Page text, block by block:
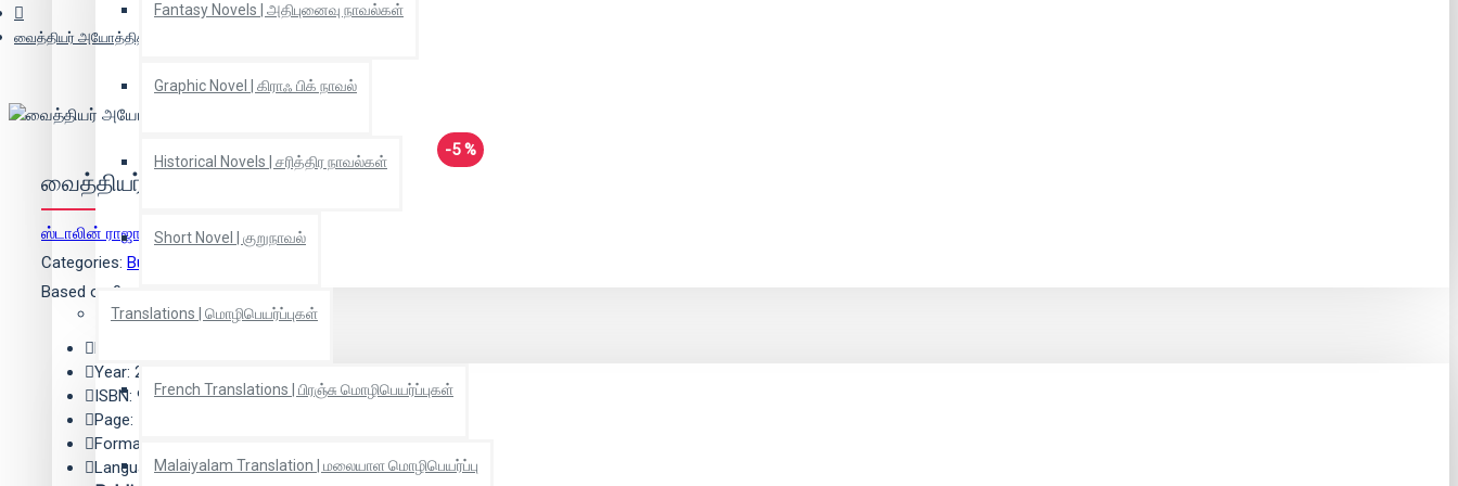
Fantasy Novels | அதிபுனைவு நாவல்கள்
Graphic Novel | கிராஃ பிக் நாவல்
Historical Novels | சரித்திர நாவல்கள்
Short Novel | குறுநாவல்
Translations | மொழிபெயர்ப்புகள்
French Translations | பிரஞ்சு மொழிபெயர்ப்புகள்
Malaiyalam Translation | மலையாள மொழிபெயர்ப்பு
வைத்தியர் அயோத்திதாசர்
-5 %
வைத்தியர் அயோத்திதாசர்
ஸ்டாலின் ராஜாங்கம்(ஆசிரியர்)
Categories: Buddhism | பௌத்தம்
Based on 0 reviews.
Edition: 1
Year: 2021
ISBN: 9788194468234
Page: 152
Format: Paper Back
Language: Tamil